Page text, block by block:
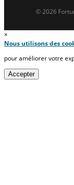
© 2026
×
Nous utilisons des
pour améliorer votre
Accepter